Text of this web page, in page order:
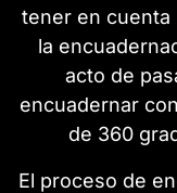
tener en cuenta
la
acto de
encuadernar
de 360
El proceso de